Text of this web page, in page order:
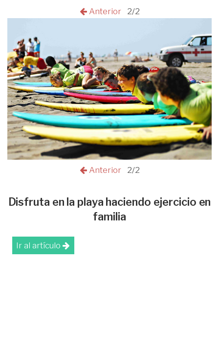
Anterior 2/2
Anterior 2/2
Disfruta en la playa haciendo ejercicio en
familia
Ir al artículo